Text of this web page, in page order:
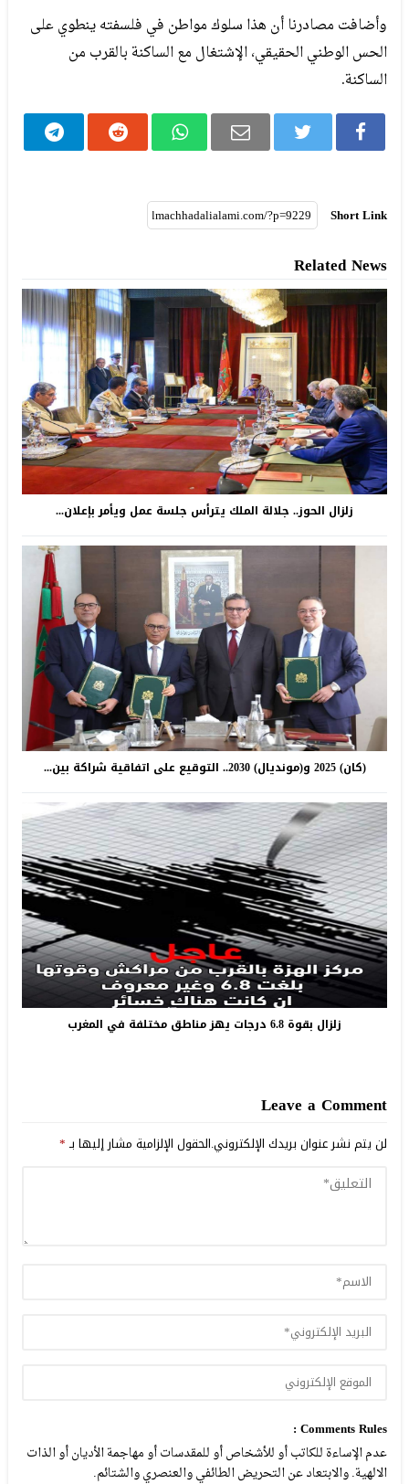
وأضافت مصادرنا أن هذا سلوك مواطن في فلسفته ينطوي على
الحس الوطني الحقيقي، الإشتغال مع الساكنة بالقرب من
الساكنة.
Short Link
Related News
زلزال الحوز.. جلالة الملك يترأس جلسة عمل ويأمر بإعلان...
(كان) 2025 و(مونديال) 2030.. التوقيع على اتفاقية شراكة بين...
زلزال بقوة 6.8 درجات يهز مناطق مختلفة في المغرب
Leave a Comment
لن يتم نشر عنوان بريدك الإلكتروني.الحقول الإلزامية مشار إليها بـ*
Comments Rules :
عدم الإساءة للكاتب أو للأشخاص أو للمقدسات أو مهاجمة الأديان أو الذات
الالهية. والابتعاد عن التحريض الطائفي والعنصري والشتائم.